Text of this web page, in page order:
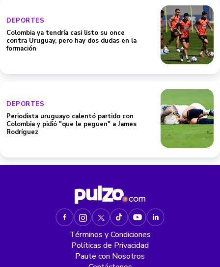
DEPORTES
Colombia ya tendría casi listo su once
contra Uruguay, pero hay dos dudas en la
formación
DEPORTES
Periodista uruguayo calentó partido con
Colombia y pidió "que le peguen" a James
Rodríguez
Términos y Condiciones
Políticas de Privacidad
Paute con Nosotros